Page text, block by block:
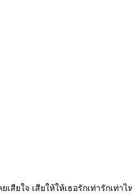
ยใจ เสียให้ให้เธอรักเท่ารักเท่